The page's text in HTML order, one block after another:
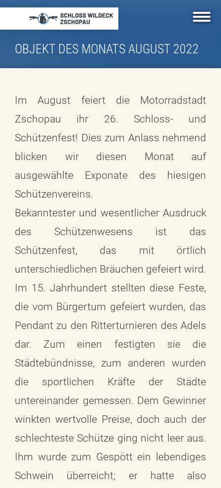
Direkt
Inhalt
OBJEKT DES MONATS AUGUST 2022
Im August feiert die Motorradstadt
Zschopau ihr 26. Schloss- und
Schützenfest! Dies zum Anlass nehmend
blicken wir diesen Monat auf
ausgewählte Exponate des hiesigen
Schützenvereins.
Bekanntester und wesentlicher Ausdruck
des Schützenwesens ist das
Schützenfest, das mit örtlich
unterschiedlichen Bräuchen gefeiert wird.
Im 15. Jahrhundert stellten diese Feste,
die vom Bürgertum gefeiert wurden, das
Pendant zu den Ritterturnieren des Adels
dar. Zum einen festigten sie die
Städtebündnisse, zum anderen wurden
die sportlichen Kräfte der Städte
untereinander gemessen. Dem Gewinner
winkten wertvolle Preise, doch auch der
schlechteste Schütze ging nicht leer aus.
Ihm wurde zum Gespött ein lebendiges
Schwein überreicht; er hatte also